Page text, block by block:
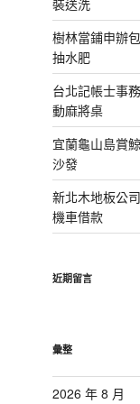
裝送洗
樹林當鋪申辦
抽水肥
台北記帳士事
動麻將桌
宜蘭龜山島賞
沙發
新北木地板公
機車借款
近期留言
彙整
2026 年 8 月